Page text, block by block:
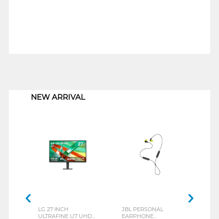
NEW ARRIVAL
LG 27 INCH
ULTRAFINE U7 UHD
JBL PERSONAL
EARPHONE